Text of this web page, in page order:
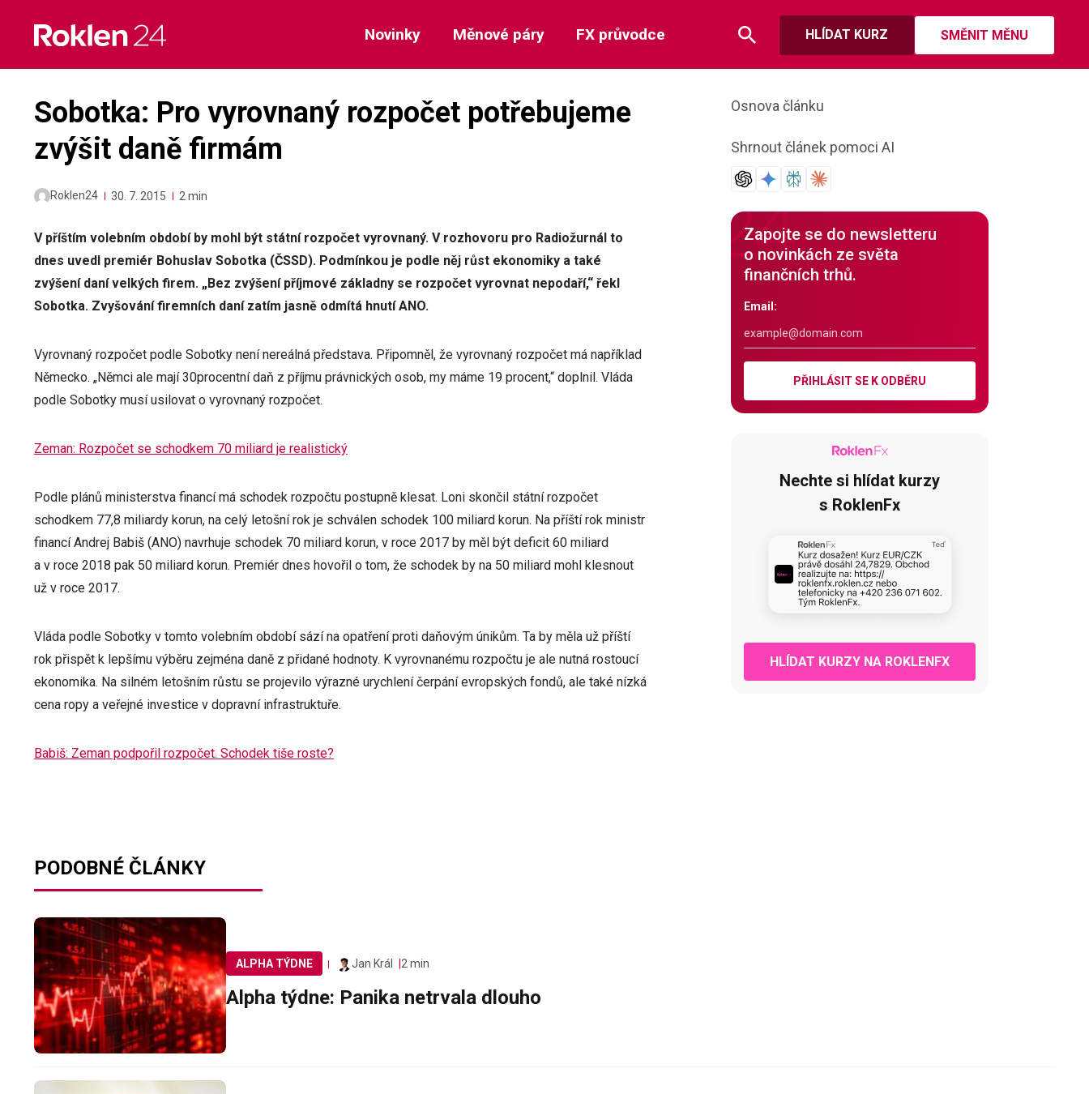
content
HLÍDAT KURZ SMĚNIT MĚNU
Novinky Měnové páry FX průvodce
Sobotka: Pro vyrovnaný rozpočet potřebujeme
zvýšit daně firmám
Roklen24 30. 7. 2015 2 min
V příštím volebním období by mohl být státní rozpočet vyrovnaný. V rozhovoru pro Radiožurnál to
dnes uvedl premiér Bohuslav Sobotka (ČSSD). Podmínkou je podle něj růst ekonomiky a také
zvýšení daní velkých firem. „Bez zvýšení příjmové základny se rozpočet vyrovnat nepodaří,“ řekl
Sobotka. Zvyšování firemních daní zatím jasně odmítá hnutí ANO.
Vyrovnaný rozpočet podle Sobotky není nereálná představa. Připomněl, že vyrovnaný rozpočet má například
Německo. „Němci ale mají 30procentní daň z příjmu právnických osob, my máme 19 procent,“ doplnil. Vláda
podle Sobotky musí usilovat o vyrovnaný rozpočet.
Zeman: Rozpočet se schodkem 70 miliard je realistický
Podle plánů ministerstva financí má schodek rozpočtu postupně klesat. Loni skončil státní rozpočet
schodkem 77,8 miliardy korun, na celý letošní rok je schválen schodek 100 miliard korun. Na příští rok ministr
financí Andrej Babiš (ANO) navrhuje schodek 70 miliard korun, v roce 2017 by měl být deficit 60 miliard
a v roce 2018 pak 50 miliard korun. Premiér dnes hovořil o tom, že schodek by na 50 miliard mohl klesnout
už v roce 2017.
Vláda podle Sobotky v tomto volebním období sází na opatření proti daňovým únikům. Ta by měla už příští
rok přispět k lepšímu výběru zejména daně z přidané hodnoty. K vyrovnanému rozpočtu je ale nutná rostoucí
ekonomika. Na silném letošním růstu se projevilo výrazné urychlení čerpání evropských fondů, ale také nízká
cena ropy a veřejné investice v dopravní infrastruktuře.
Babiš: Zeman podpořil rozpočet. Schodek tiše roste?
Osnova článku
Shrnout článek pomoci AI
Zapojte se do newsletteru
o novinkách ze světa
finančních trhů.
Email:
PŘIHLÁSIT SE K ODBĚRU
Nechte si hlídat kurzy
s RoklenFx
HLÍDAT KURZY NA ROKLENFX
PODOBNÉ ČLÁNKY
ALPHA TÝDNE Jan Král 2 min
Alpha týdne: Panika netrvala dlouho